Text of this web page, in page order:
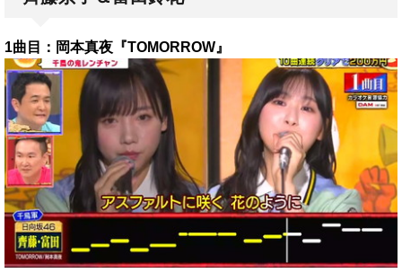
1曲目：岡本真夜『TOMORROW』